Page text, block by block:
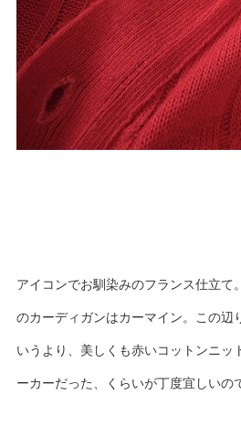
アイコンでお馴染みのフランス仕立て
のカーディガンはカーマイン。この辺
いうより、美しくも赤いコットンニッ
ーカーだった、くらいが丁度宜しいの